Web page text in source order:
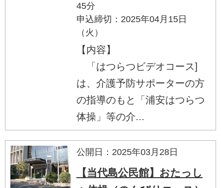
45分
申込締切：2025年04月15日
（火）
【内容】
「はつらつビデオコース]
は、介護予防サポーターの方
の指導のもと「浦安はつらつ
体操」等の介...
公開日：2025年03月28日
【当代島公民館】おたっし